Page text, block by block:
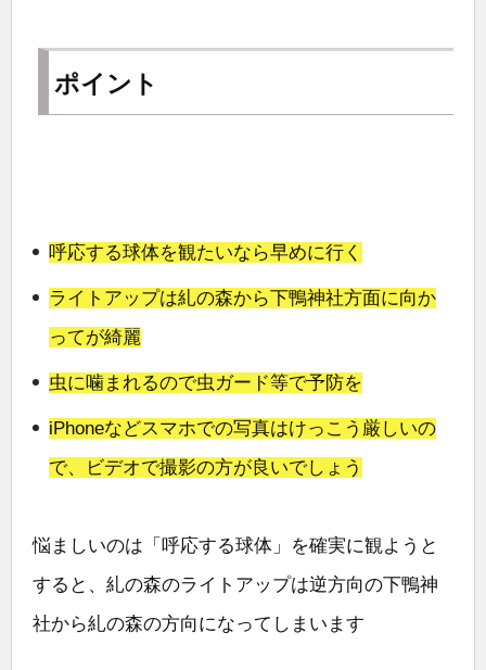
ポイント
呼応する球体を観たいなら早めに行く
ライトアップは糺の森から下鴨神社方面に向か
ってが綺麗
虫に噛まれるので虫ガード等で予防を
iPhoneなどスマホでの写真はけっこう厳しいの
で、ビデオで撮影の方が良いでしょう
悩ましいのは「呼応する球体」を確実に観ようと
すると、糺の森のライトアップは逆方向の下鴨神
社から糺の森の方向になってしまいます